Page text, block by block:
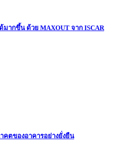
ากขึ้น ด้วย MAXOUT จาก ISCAR
คตของอาคารอย่างยั่งยืน